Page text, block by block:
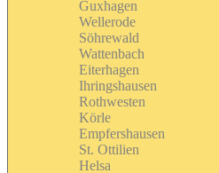
Guxhagen
Wellerode
Söhrewald
Wattenbach
Eiterhagen
Ihringshausen
Rothwesten
Körle
Empfershausen
St. Ottilien
Helsa